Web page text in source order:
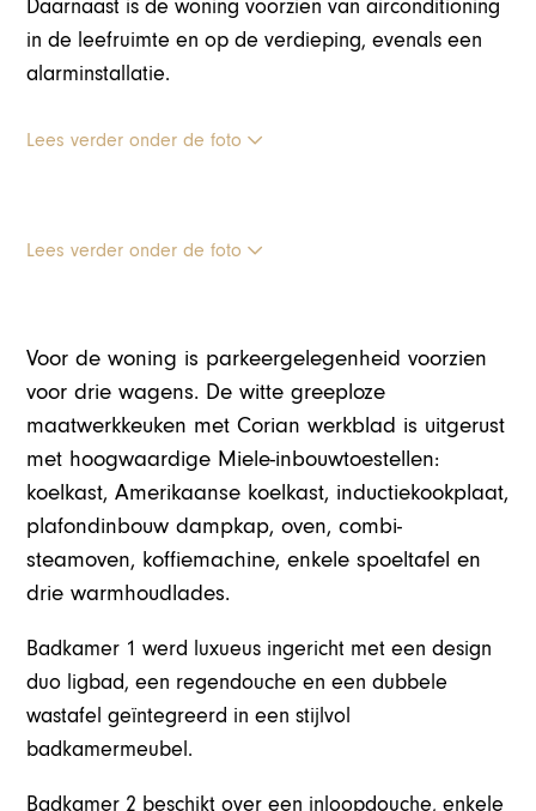
Daarnaast is de woning voorzien van airconditioning
in de leefruimte en op de verdieping, evenals een
alarminstallatie.
Lees verder onder de foto
Lees verder onder de foto
Voor de woning is parkeergelegenheid voorzien
voor drie wagens. De witte greeploze
maatwerkkeuken met Corian werkblad is uitgerust
met hoogwaardige Miele-inbouwtoestellen:
koelkast, Amerikaanse koelkast, inductiekookplaat,
plafondinbouw dampkap, oven, combi-
steamoven, koffiemachine, enkele spoeltafel en
drie warmhoudlades.
Badkamer 1 werd luxueus ingericht met een design
duo ligbad, een regendouche en een dubbele
wastafel geïntegreerd in een stijlvol
badkamermeubel.
Badkamer 2 beschikt over een inloopdouche, enkele